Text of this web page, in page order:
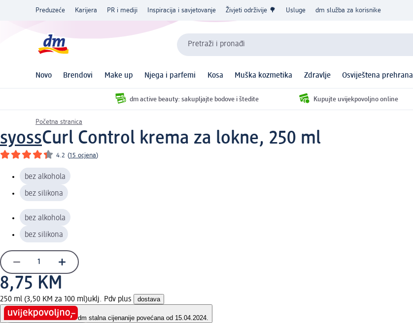
Preduzeće Karijera PR i mediji Inspiracija i savjetovanje Živjeti održivije 🌳 Usluge dm služba za korisnike
Pretraži i pronađi
Novo Brendovi Make up Njega i parfemi Kosa Muška kozmetika Zdravlje Osviještena prehrana
dm active beauty: sakupljajte bodove i štedite Kupujte uvijekpovoljno online
Početna stranica
syossCurl Control krema za lokne, 250 ml
4.2 (15 ocjena)
bez alkohola
bez silikona
bez alkohola
bez silikona
8,75 KM
250 ml (3,50 KM za 100 ml)uklj. Pdv plus dostava
dm stalna cijenanije povećana od 15.04.2024.